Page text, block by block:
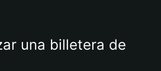
una billetera de